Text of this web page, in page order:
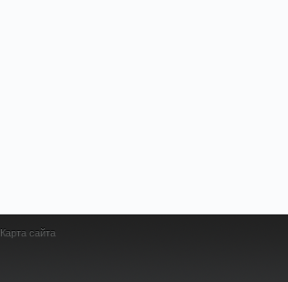
Карта сайта